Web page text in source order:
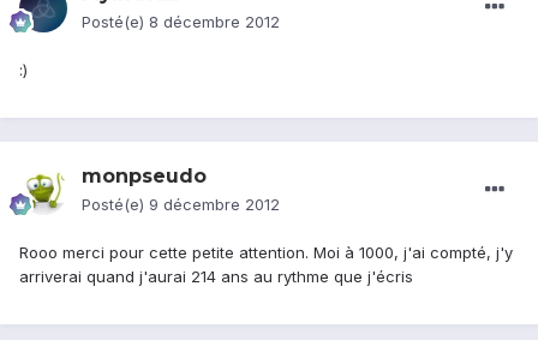
Posté(e) 8 décembre 2012
:)
monpseudo
Posté(e) 9 décembre 2012
Rooo merci pour cette petite attention. Moi à 1000, j'ai compté, j'y
arriverai quand j'aurai 214 ans au rythme que j'écris